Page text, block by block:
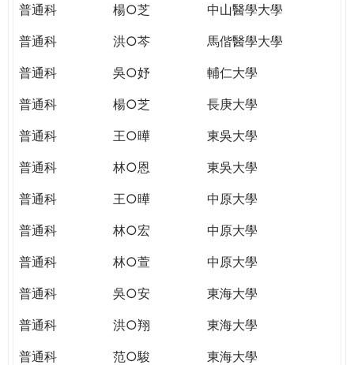
普通科
楊○芝
中山醫學大學
普通科
洪○芩
馬偕醫學大學
普通科
吳○妤
輔仁大學
普通科
楊○芝
長庚大學
普通科
王○曄
東吳大學
普通科
林○恩
東吳大學
普通科
王○曄
中原大學
普通科
林○宏
中原大學
普通科
林○萱
中原大學
普通科
吳○安
東海大學
普通科
洪○翔
東海大學
普通科
范○駿
東海大學